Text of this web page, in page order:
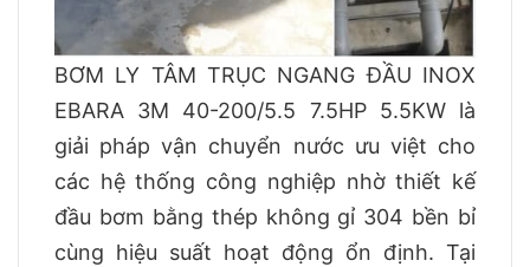
BƠM LY TÂM TRỤC NGANG ĐẦU INOX
EBARA 3M 40-200/5.5 7.5HP 5.5KW là
giải pháp vận chuyển nước ưu việt cho
các hệ thống công nghiệp nhờ thiết kế
đầu bơm bằng thép không gỉ 304 bền bỉ
cùng hiệu suất hoạt động ổn định. Tại